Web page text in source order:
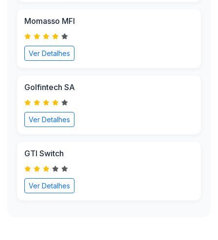
Momasso MFI
Ver Detalhes
Golfintech SA
Ver Detalhes
GTI Switch
Ver Detalhes